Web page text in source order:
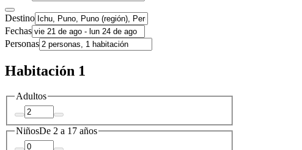
Destino
Fechas
Personas
Habitación 1
Adultos
NiñosDe 2 a 17 años